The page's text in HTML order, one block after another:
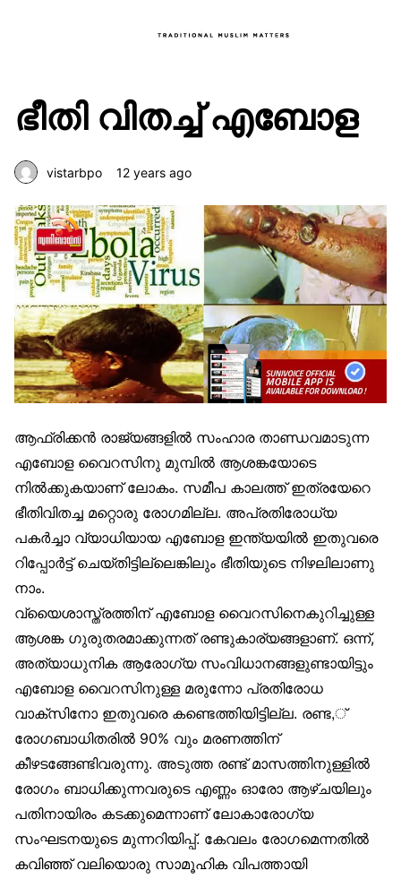
ഭീതി വിതച്ച് എബോള
vistarbpo 12 years ago
ആഫ്രിക്കന്‍ രാജ്യങ്ങളില്‍ സംഹാര താണ്ഡവമാടുന്ന
എബോള വൈറസിനു മുമ്പില്‍ ആശങ്കയോടെ
നില്‍ക്കുകയാണ് ലോകം. സമീപ കാലത്ത് ഇത്രയേറെ
ഭീതിവിതച്ച മറ്റൊരു രോഗമില്ല. അപ്രതിരോധ്യ
പകര്‍ച്ചാ വ്യാധിയായ എബോള ഇന്ത്യയില്‍ ഇതുവരെ
റിപ്പോര്‍ട്ട് ചെയ്തിട്ടില്ലെങ്കിലും ഭീതിയുടെ നിഴലിലാണു
നാം.
വ്യൈശാസ്ത്രത്തിന് എബോള വൈറസിനെകുറിച്ചുള്ള
ആശങ്ക ഗുരുതരമാക്കുന്നത് രണ്ടുകാര്യങ്ങളാണ്. ഒന്ന്,
അത്യാധുനിക ആരോഗ്യ സംവിധാനങ്ങളുണ്ടായിട്ടും
എബോള വൈറസിനുള്ള മരുന്നോ പ്രതിരോധ
വാക്സിനോ ഇതുവരെ കണ്ടെത്തിയിട്ടില്ല. രണ്ട,്
രോഗബാധിതരില്‍ 90% വും മരണത്തിന്
കീഴടങ്ങേണ്ടിവരുന്നു. അടുത്ത രണ്ട് മാസത്തിനുള്ളില്‍
രോഗം ബാധിക്കുന്നവരുടെ എണ്ണം ഓരോ ആഴ്ചയിലും
പതിനായിരം കടക്കുമെന്നാണ് ലോകാരോഗ്യ
സംഘടനയുടെ മുന്നറിയിപ്പ്. കേവലം രോഗമെന്നതില്‍
കവിഞ്ഞ് വലിയൊരു സാമൂഹിക വിപത്തായി